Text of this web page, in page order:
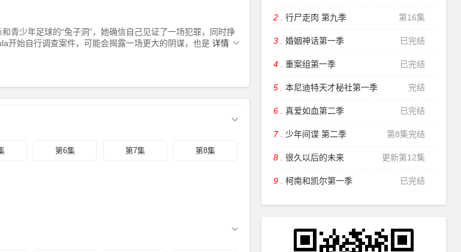
青少年足球的“兔子洞”，她确信自己见证了一场犯罪，同时挣
开始自行调查案件，可能会揭露一场更大的阴谋，也是 详情
第6集 第7集 第8集
第16集
2 . 行尸走肉 第九季
已完结
3 . 婚姻神话第一季
已完结
4 . 重案组第一季
完结
5 . 本尼迪特天才秘社第一季
已完结
6 . 真爱如血第二季
第8集完结
7 . 少年间谍 第二季
更新第12集
8 . 很久以后的未来
已完结
9 . 柯南和凯尔第一季